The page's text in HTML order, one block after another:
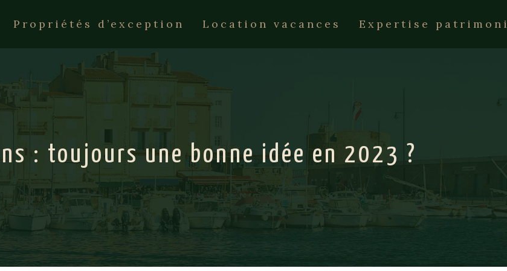
Propriétés d’exception Location vacances Expertise
: toujours une bonne idée en 2023 ?